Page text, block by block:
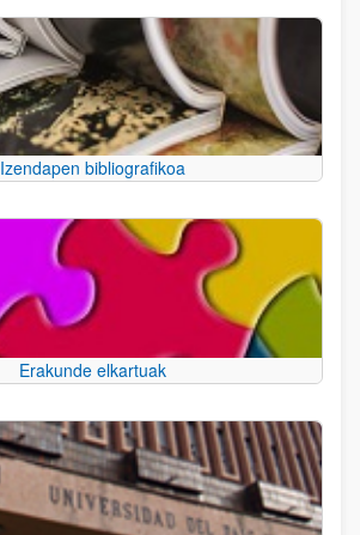
Izendapen bibliografikoa
Erakunde elkartuak